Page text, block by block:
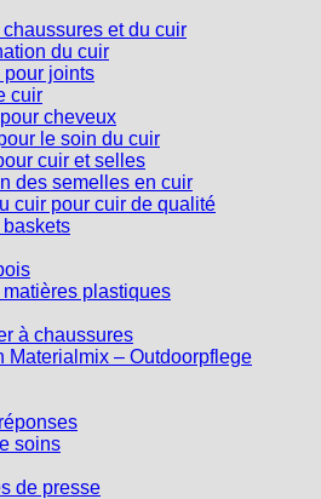
et du cuir
du cuir
pour joints
cuir
cheveux
le soin du cuir
cuir et selles
des semelles en cuir
cuir pour cuir de qualité
baskets
plastiques
à chaussures
Materialmix – Outdoorpflege
soins
de presse